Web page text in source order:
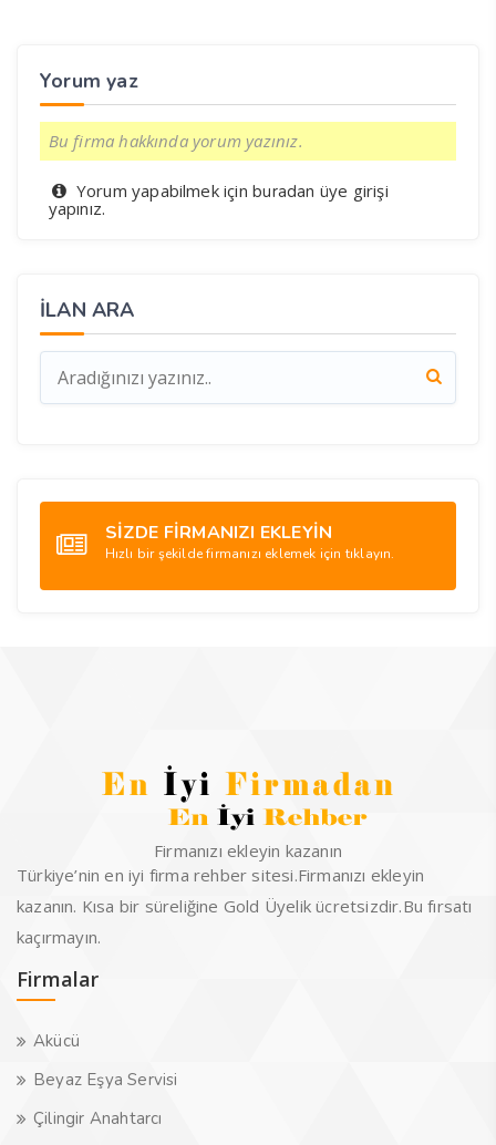
Yorum yaz
Bu firma hakkında yorum yazınız.
Yorum yapabilmek içinburadan üye girişi
yapınız.
İLAN ARA
SİZDE FİRMANIZI EKLEYİN
Hızlı bir şekilde firmanızı eklemek için tıklayın.
Firmanızı ekleyin kazanın
Türkiye’nin en iyi firma rehber sitesi.Firmanızı ekleyin
kazanın. Kısa bir süreliğine Gold Üyelik ücretsizdir.Bu fırsatı
kaçırmayın.
Firmalar
Akücü
Beyaz Eşya Servisi
Çilingir Anahtarcı